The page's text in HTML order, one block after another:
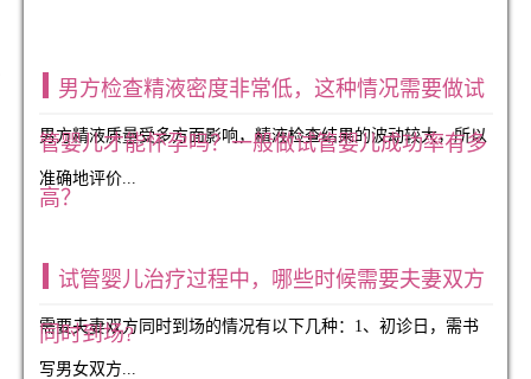
男方检查精液密度非常低，这种情况需要做试
管婴儿才能怀孕吗？一般做试管婴儿成功率有多
高？
男方精液质量受多方面影响，精液检查结果的波动较大，所以
准确地评价...
试管婴儿治疗过程中，哪些时候需要夫妻双方
同时到场?
需要夫妻双方同时到场的情况有以下几种：1、初诊日，需书
写男女双方...